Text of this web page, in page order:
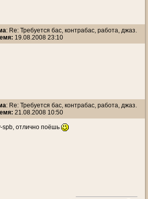
: Re: Требуется бас, контрабас, работа, джаз.
19.08.2008 23:10
: Re: Требуется бас, контрабас, работа, джаз.
21.08.2008 10:50
spb, отлично поёшь